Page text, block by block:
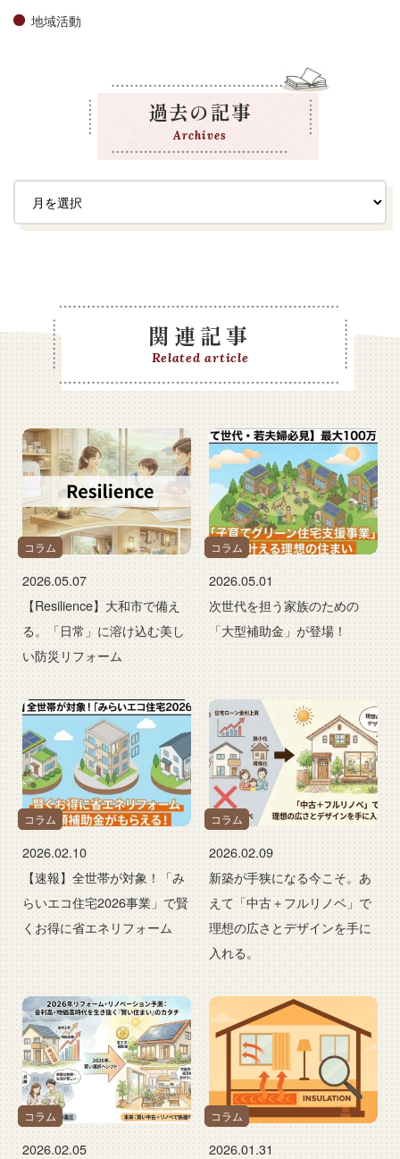
地域活動
過去の記事
Archives
関連記事
Related article
コラム
2026.05.07
【Resilience】大和市で備え
る。「日常」に溶け込む美し
い防災リフォーム
コラム
2026.05.01
次世代を担う家族のための
「大型補助金」が登場！
コラム
2026.02.10
【速報】全世帯が対象！「み
らいエコ住宅2026事業」で賢
くお得に省エネリフォーム
コラム
2026.02.09
新築が手狭になる今こそ。あ
えて「中古＋フルリノベ」で
理想の広さとデザインを手に
入れる。
コラム
2026.02.05
コラム
2026.01.31